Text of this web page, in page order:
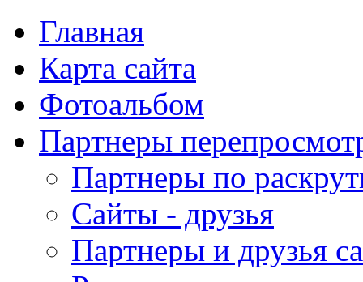
Главная
Карта сайта
Фотоальбом
Партнеры
Партнеры по
Сайты - друзья
Партнеры и друзья